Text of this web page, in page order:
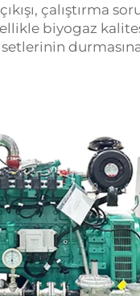
çalıştırma
biyogaz
setlerinin